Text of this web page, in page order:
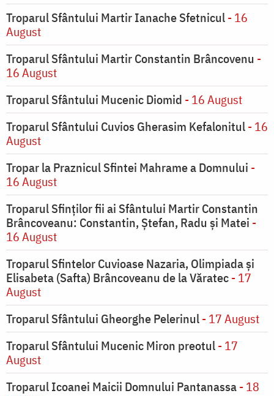
Troparul Sfântului Martir Ianache Sfetnicul- 16
August
Troparul Sfântului Martir Constantin Brâncovenu -
16 August
Troparul Sfântului Mucenic Diomid - 16 August
Troparul Sfântului Cuvios Gherasim Kefalonitul- 16
August
Tropar la Praznicul Sfintei Mahrame a Domnului -
16 August
Troparul Sfinților fii ai Sfântului Martir Constantin
Brâncoveanu: Constantin, Ștefan, Radu și Matei -
16 August
Troparul Sfintelor Cuvioase Nazaria, Olimpiada și
Elisabeta (Safta) Brâncoveanu de la Văratec- 17
August
Troparul Sfântului Gheorghe Pelerinul- 17 August
Troparul Sfântului Mucenic Miron preotul- 17
August
Troparul Icoanei Maicii Domnului Pantanassa- 18